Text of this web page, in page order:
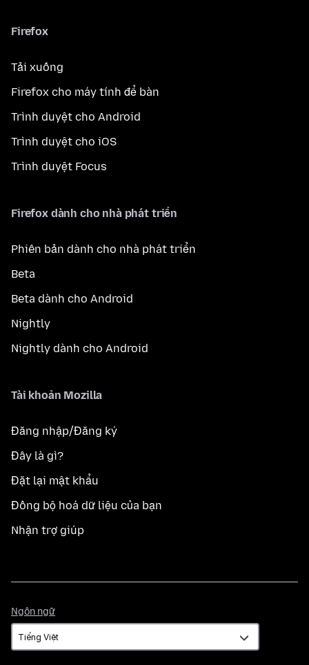
Firefox
Tải xuống
Firefox cho máy tính để bàn
Trình duyệt cho Android
Trình duyệt cho iOS
Trình duyệt Focus
Firefox dành cho nhà phát triển
Phiên bản dành cho nhà phát triển
Beta
Beta dành cho Android
Nightly
Nightly dành cho Android
Tài khoản Mozilla
Đăng nhập/Đăng ký
Đây là gì?
Đặt lại mật khẩu
Đồng bộ hoá dữ liệu của bạn
Nhận trợ giúp
Ngôn ngữ
ngữ